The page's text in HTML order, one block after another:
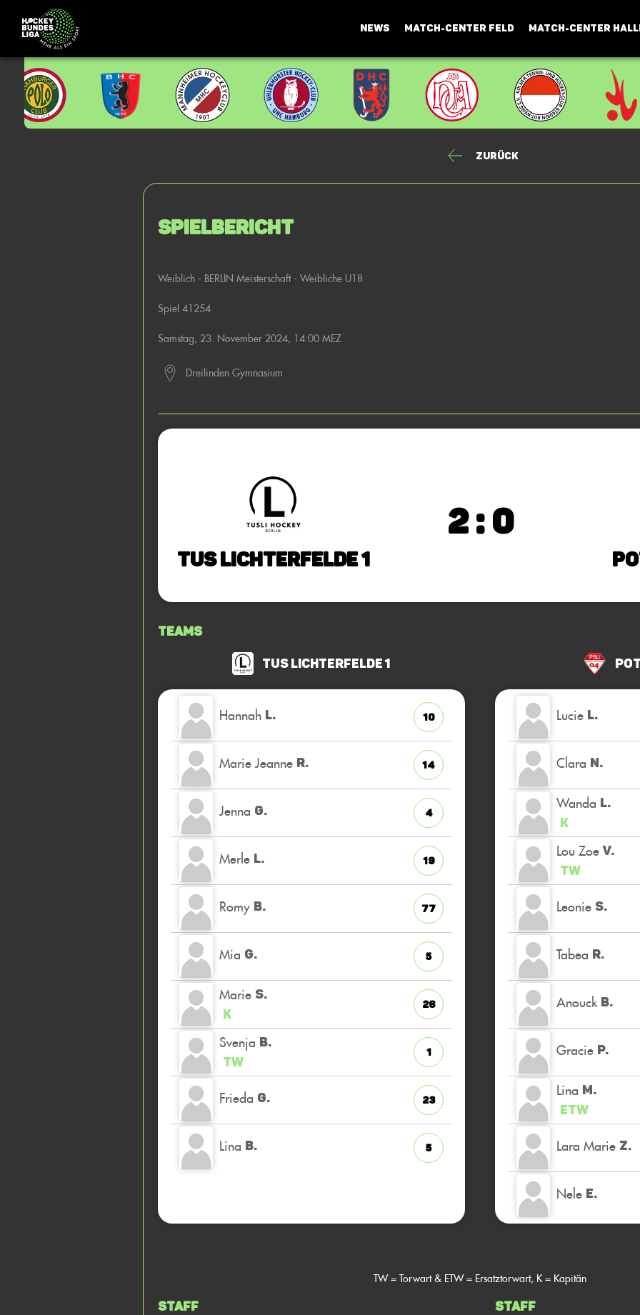
NEWS MATCH-CENTER FELD MATCH-CENTER
Zurück
Spielbericht
Weiblich - BERLIN Meisterschaft - Weibliche U18
Spiel 41254
Samstag, 23. November 2024, 14:00 MEZ
Dreilinden Gymnasium
TuS Lichterfelde 1
2 : 0
Teams
TuS Lichterfelde 1
Hannah L. 10
Marie Jeanne R. 14
Jenna G. 4
Merle L. 19
Romy B. 77
Mia G. 5
Marie S.
K
26
Svenja B.
TW
1
Frieda G. 23
Lina B. 5
Lucie L.
Clara N.
Wanda L.
K
Lou Zoe V.
TW
Leonie S.
Tabea R.
Anouck B.
Gracie P.
Lina M.
ETW
Lara Marie Z.
Nele E.
TW = Torwart & ETW = Ersatztorwart, K = Kapitän
Staff Staff